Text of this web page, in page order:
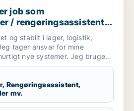
job som
/ rengøringsassistent /
/ logistikmedarbejder
og stabilt i lager, logistik,
tager ansvar for mine
nye systemer. Jeg bruger
opgaver med
og intern transport. Jeg
kolleger og bidrager
Jeg forstår dansk og
på engelsk.
Rengøringsassistent,
mv.